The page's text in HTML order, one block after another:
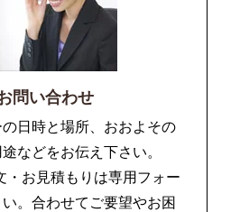
問い合わせ
日時と場所、おおよその
などをお伝え下さい。
・お見積もりは専用フォー
。合わせてご要望やお困